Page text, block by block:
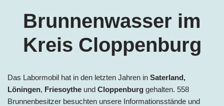
Brunnenwasser im
Kreis Cloppenburg
Das Labormobil hat in den letzten Jahren in Saterland,
Löningen, Friesoythe und Cloppenburg gehalten. 558
Brunnenbesitzer besuchten unsere Informationsstände und